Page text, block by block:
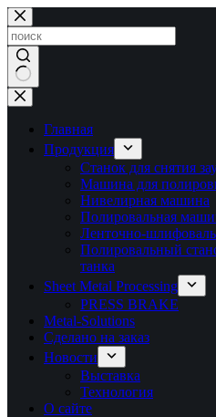
Перейти
к
сути
Ничего
не
найденоГлавная
Продукция
Станок для снятия
Машина для
Нивелирная машина
Полировальная
Ленточно-
Полировальный
танка
Sheet Metal Processing
PRESS BRAKE
Metal-Solutions
Сделано на заказ
Новости
Выставка
Технология
О сайте